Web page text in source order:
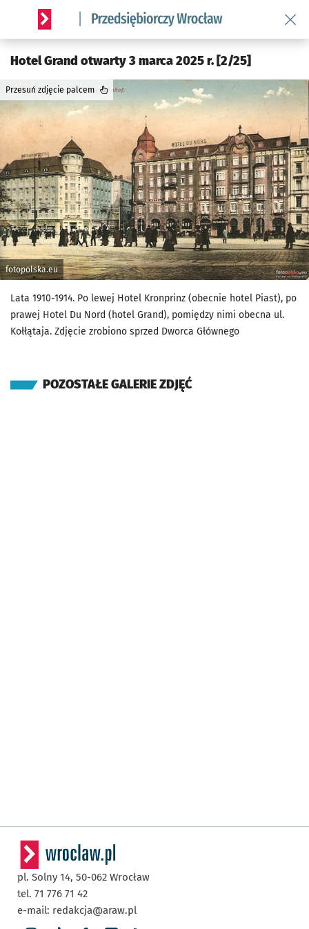
Serwis informacyjny wroclaw.pl podserwis: Strategia
Hotel Grand otwarty 3 marca 2025 r. [2/25]
fotopolska.eu
Przesuń zdjęcie palcem
Lata 1910-1914. Po lewej Hotel Kronprinz (obecnie hotel Piast), po
prawej Hotel Du Nord (hotel Grand), pomiędzy nimi obecna ul.
Kołłątaja. Zdjęcie zrobiono sprzed Dworca Głównego
POZOSTAŁE GALERIE ZDJĘĆ
pl. Solny 14, 50-062 Wrocław
tel. 71 776 71 42
e-mail: redakcja@araw.pl